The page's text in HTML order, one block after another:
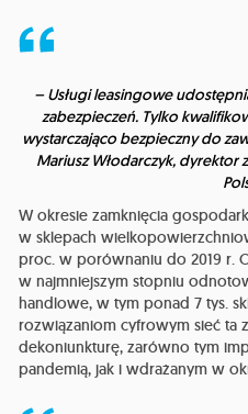
– Usługi leasingowe
zabezpieczeń. Tylko
wystarczająco bezpieczny do
Mariusz Włodarczyk, dyrektor
W okresie zamknięcia
w sklepach
proc. w porównaniu do 2019 r.
w najmniejszym stopniu
handlowe, w tym ponad 7 tys.
rozwiązaniom cyfrowym sieć ta
dekoniunkturę, zarówno tym
pandemią, jak i wdrażanym w